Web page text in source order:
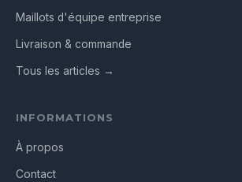
Maillots d'équipe entreprise
Livraison & commande
Tous les articles →
INFORMATIONS
À propos
Contact